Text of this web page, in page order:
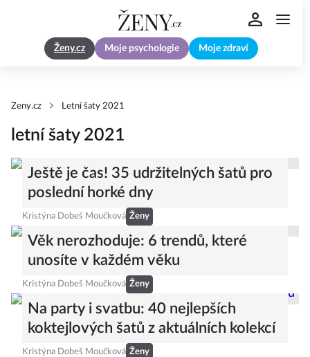
Ženy.cz Moje psychologie Moje zdraví
Zeny.cz Letní šaty 2021
letní šaty 2021
Ještě je čas! 35 udržitelných šatů pro
poslední horké dny
Kristýna Dobeš Moučková Ženy
Věk nerozhoduje: 6 trendů, které
unosíte v každém věku
Kristýna Dobeš Moučková Ženy
Na party i svatbu: 40 nejlepších
koktejlových šatů z aktuálních kolekcí
Kristýna Dobeš Moučková Ženy